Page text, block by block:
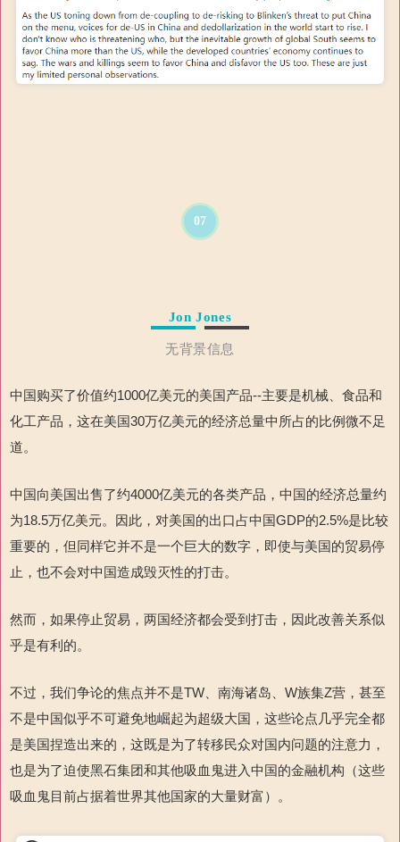
07
Jon Jones
无背景信息
中国购买了价值约1000亿美元的美国产品--主要是机械、食品和
化工产品 ， 这在美国30万亿美元的经济总量中所占的比例微不足
道。
中国向美国出售了约4000亿美元的各类产品 ， 中国的经济总量约
为18.5万亿美元。因此， 对美国的出口占中国GDP的2.5%是比较
重要的，但同样它并不是一个巨大的数字，即使与美国的贸易停
止，也不会对中国造成毁灭性的打击。
然而，如果停止贸易，两国经济都会受到打击，因此改善关系似
乎是有利的。
不过，我们争论的焦点并不是TW 、南海诸岛、 W族集Z营，甚至
不是中国似乎不可避免地崛起为超级大国，这些论点几乎完全都
是美国捏造出来的，这既是为了转移民众对国内问题的注意力，
也是为了迫使黑石集团和其他吸血鬼进入中国的金融机构（这些
吸血鬼目前占据着世界其他国家的大量财富）。